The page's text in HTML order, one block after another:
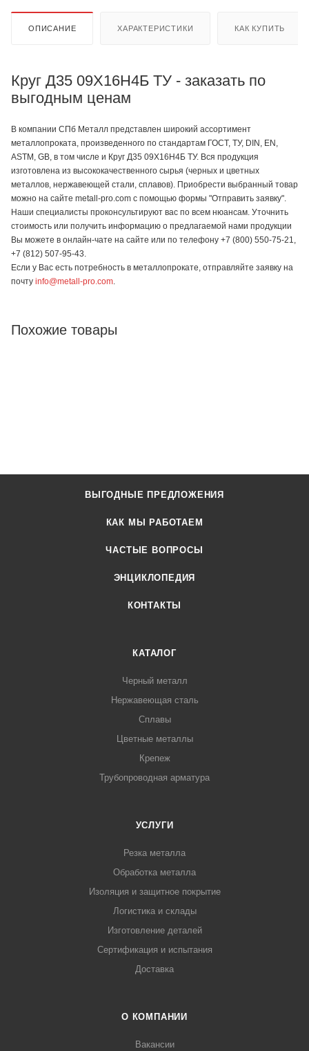
ОПИСАНИЕ ХАРАКТЕРИСТИКИ КАК КУПИТЬ
Круг Д35 09Х16Н4Б ТУ - заказать по
выгодным ценам
В компании СПб Металл представлен широкий ассортимент
металлопроката, произведенного по стандартам ГОСТ, ТУ, DIN, EN,
ASTM, GB, в том числе и Круг Д35 09Х16Н4Б ТУ. Вся продукция
изготовлена из высококачественного сырья (черных и цветных
металлов, нержавеющей стали, сплавов). Приобрести выбранный товар
можно на сайте metall-pro.com с помощью формы "Отправить заявку".
Наши специалисты проконсультируют вас по всем нюансам. Уточнить
стоимость или получить информацию о предлагаемой нами продукции
Вы можете в онлайн-чате на сайте или по телефону +7 (800) 550-75-21,
+7 (812) 507-95-43.
Если у Вас есть потребность в металлопрокате, отправляйте заявку на
почту info@metall-pro.com
Похожие товары
ВЫГОДНЫЕ ПРЕДЛОЖЕНИЯ
КАК МЫ РАБОТАЕМ
ЧАСТЫЕ ВОПРОСЫ
ЭНЦИКЛОПЕДИЯ
КОНТАКТЫ
КАТАЛОГ
Черный металл
Нержавеющая сталь
Сплавы
Цветные металлы
Крепеж
Трубопроводная арматура
УСЛУГИ
Резка металла
Обработка металла
Изоляция и защитное покрытие
Логистика и склады
Изготовление деталей
Сертификация и испытания
Доставка
О КОМПАНИИ
Вакансии